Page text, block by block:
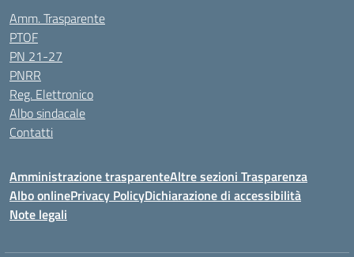
Amm. Trasparente
PTOF
PN 21-27
PNRR
Reg. Elettronico
Albo sindacale
Contatti
Amministrazione trasparenteAltre sezioni Trasparenza
Albo onlinePrivacy PolicyDichiarazione di accessibilità
Note legali